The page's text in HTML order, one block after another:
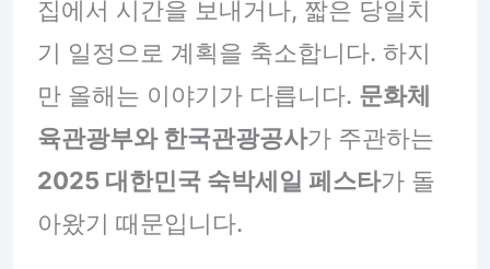
집에서 시간을 보내거나, 짧은 당일치
기 일정으로 계획을 축소합니다. 하지
만 올해는 이야기가 다릅니다. 문화체
육관광부와 한국관광공사가 주관하는
2025 대한민국 숙박세일 페스타가 돌
아왔기 때문입니다.